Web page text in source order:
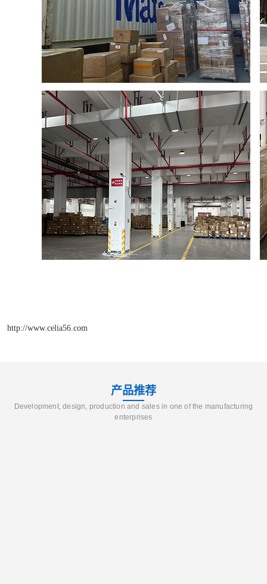
http://www.celia56.com
产品推荐
Development, design, production and sales in one of the manufacturing
enterprises